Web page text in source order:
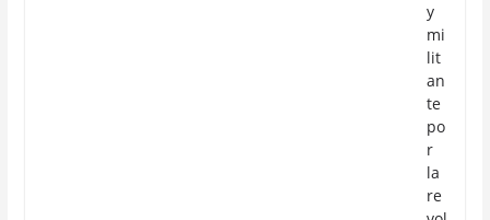
y
mi
lit
an
te
po
r
la
re